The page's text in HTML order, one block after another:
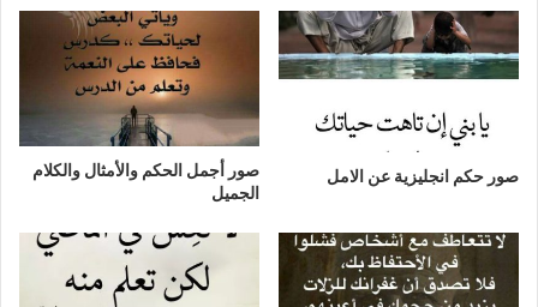
صور حكم انجليزية عن الامل
صور أجمل الحكم والأمثال والكلام
الجميل